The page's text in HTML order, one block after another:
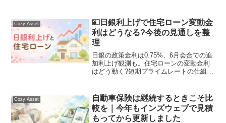
Cozy Asset
💴日銀利上げで住宅ローン変動金
利はどうなる?今後の見通しを整
理
日銀の政策金利は0.75%、6月会合での追
加利上げ観測も。住宅ローンの変動金利
はどう動く?短期プライムレートの仕組み
に解説します。
Cozy Asset
自動車保険は継続するときこそ比
較を｜今年もインズウェブで見積
もってから更新しました